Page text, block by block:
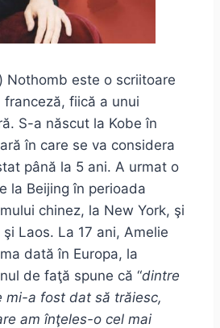
Nothomb este o scriitoare
fiică a unui
S-a născut la Kobe în
în care se va considera
până la 5 ani. A urmat o
la Beijing în perioada
chinez, la New York, şi
Laos. La 17 ani, Amelie
dată în Europa, la
de faţă spune că “dintre
mi-a fost dat să trăiesc,
am înţeles-o cel mai